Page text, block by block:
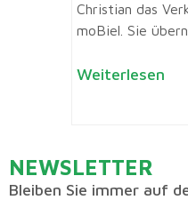
Christian das
moBiel. Sie
Weiterlesen
NEWSLETTER
Bleiben Sie immer auf